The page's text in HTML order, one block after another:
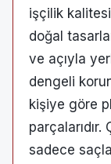
işçilik
doğal
ve açıyla
dengeli
kişiye göre
sadece